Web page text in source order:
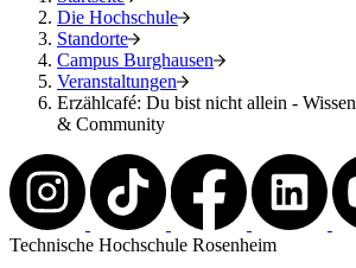
Die Hochschule
Standorte
Campus Burghausen
Veranstaltungen
Erzählcafé: Du bist nicht allein -
& Community
Technische Hochschule Rosenheim